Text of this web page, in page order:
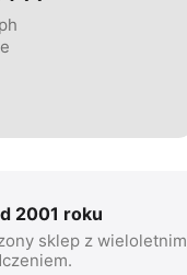
2001 roku
sklep z wieloletnim